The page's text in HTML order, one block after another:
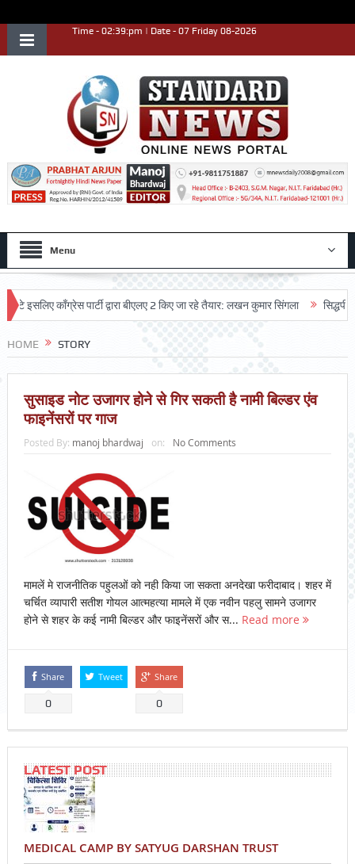
Time - 02:39:pm | Date - 07 Friday 08-2026
Menu
काँग्रेस पार्टी द्वारा बीएलए 2 किए जा रहे तैयार: लखन कुमार सिंगला सिद्धपीठ
HOME STORY
सुसाइड नोट उजागर होने से गिर सकती है नामी बिल्डर एंव
फाइनेंसरों पर गाज
Posted By: manoj bhardwaj on: No Comments
मामलें मे राजनीतिक पहुलओं को नही किया जा सकता अनदेखा फरीदाबाद। शहर में
चर्चित व्यापारी सतीश गोयल आत्महत्या मामले में एक नवीन पहलु सामने उजागर
होने से शहर के कई नामी बिल्डर और फाइनेंसरों और स... Read more
Share
0
Tweet Share
0
LATEST POST
MEDICAL CAMP BY SATYUG DARSHAN TRUST